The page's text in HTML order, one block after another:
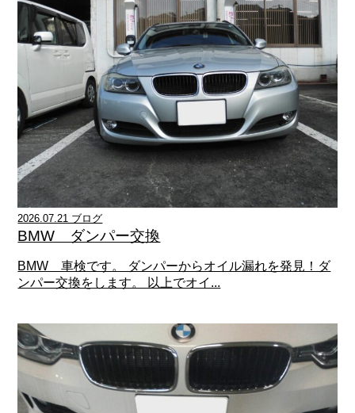
2026.07.21 ブログ
BMW ダンパー交換
BMW 車検です。 ダンパーからオイル漏れを発見！ダ
ンパー交換をします。 以上でオイ...